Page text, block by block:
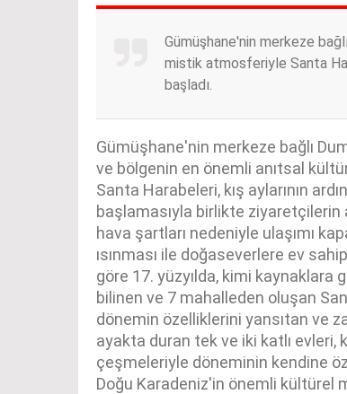
Gümüşhane'nin merkeze
mistik atmosferiyle Santa
başladı.
Gümüşhane'nin merkeze bağlı
ve bölgenin en önemli anıtsal
Santa Harabeleri, kış aylarının
başlamasıyla birlikte ziyaretçilerin
hava şartları nedeniyle ulaşımı
ısınması ile doğaseverlere ev
göre 17. yüzyılda, kimi kaynaklara
bilinen ve 7 mahalleden oluşan
dönemin özelliklerini yansıtan ve
ayakta duran tek ve iki katlı evleri,
çeşmeleriyle döneminin kendine
Doğu Karadeniz'in önemli kültürel